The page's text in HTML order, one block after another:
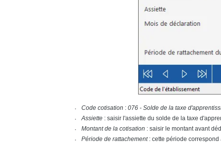
Code cotisation : 076 - Solde de la taxe
Assiette : saisir l'assiette du solde de la taxe
Montant de la cotisation : saisir le montant avant
Période de rattachement: cette période correspond